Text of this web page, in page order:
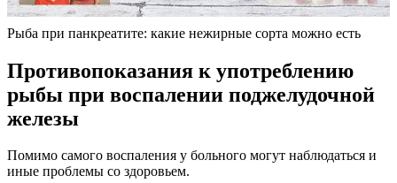
Рыба при панкреатите: какие нежирные сорта можно есть
Противопоказания к употреблению
рыбы при воспалении поджелудочной
железы
Помимо самого воспаления у больного могут наблюдаться и
иные проблемы со здоровьем.